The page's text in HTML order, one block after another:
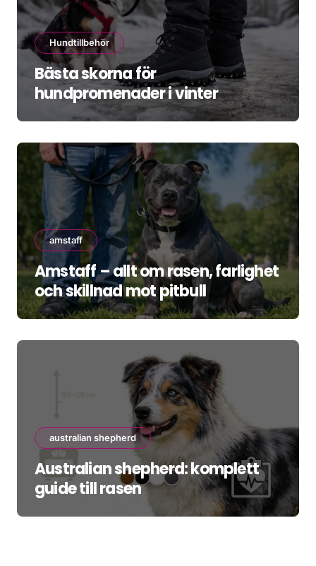
Hundtillbehör
Bästa skorna för
hundpromenader i vinter
amstaff
Amstaff – allt om rasen, farlighet
och skillnad mot pitbull
australian shepherd
Australian shepherd: komplett
guide till rasen